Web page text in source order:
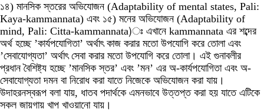
১৪) মানসিক স্তরের অভিযোজন (Adaptability of mental states, Pali:
Kaya-kammannata) এবং ১৫) মনের অভিযোজন (Adaptability of
mind, Pali: Citta-kammannata)ঃ এখানে kammannata এর শব্দের
অর্থ হচ্ছে ’কার্যপযোগিতা’ অর্থাৎ কাজ করার মতো উপযোগি করে তোলা এবং
’সেবাযোগ্যতা’ অর্থাৎ সেবা করার মতো উপযোগি করে তোলা। এই গুনাবলীর
প্রধান বৈশিষ্ট্য হচ্ছে ’মানসিক স্তর’ এবং ’মন’ এর অ-কার্যপযোগিতা এবং অ-
সেবাযোগ্যতা দমন বা নিরোধ করা যাতে নিজেকে অভিযোজন করা যায়।
উদাহরনস্বরূপ বলা যায়, ধাতব পদার্থকে এমনভাবে উত্তপ্ত করা হয় যাতে এটিকে
সকল জায়গায় খাপ খাওয়ানো যায়।